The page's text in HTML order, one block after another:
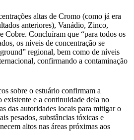
altas de Cromo (como já era
anteriores), Vanádio, Zinco,
Cobre. Concluíram que “para todos os
os níveis de concentração se
regional, bem como de níveis
confirmando a contaminação
sobre o estuário confirmam a
existente e a continuidade dela no
das autoridades locais para mitigar o
pesados, substâncias tóxicas e
altos nas áreas próximas aos